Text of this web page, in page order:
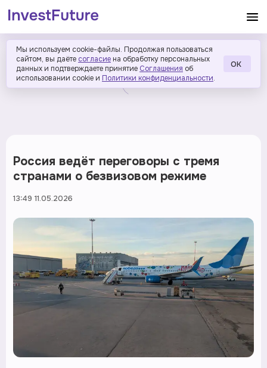
Мы используем cookie-файлы. Продолжая пользоваться
сайтом, вы даёте согласие на обработку персональных
данных и подтверждаете принятие Соглашения об
использовании cookie и Политики конфиденциальности.
ОК
Россия ведёт переговоры с тремя
странами о безвизовом режиме
13:49 11.05.2026